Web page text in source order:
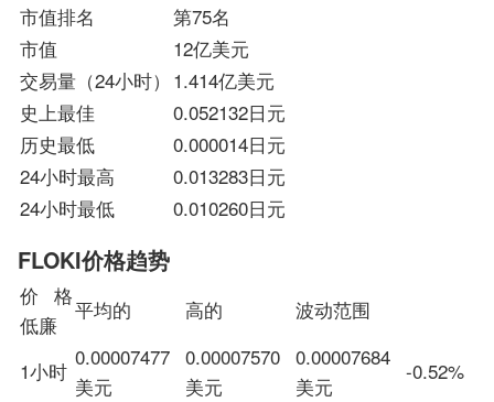
市值排名
第75名
市值
12亿美元
交易量（24小时） 1.414亿美元
史上最佳
0.052132日元
历史最低
0.000014日元
24小时最高
0.013283日元
24小时最低
0.010260日元
FLOKI价格趋势
价格
低廉
平均的 高的 波动范围
1小时
0.00007477
美元
0.00007570
美元
0.00007684
美元
-0.52%